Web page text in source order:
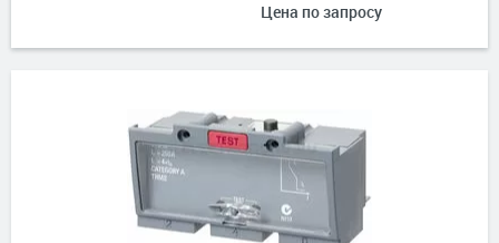
Цена по запросу